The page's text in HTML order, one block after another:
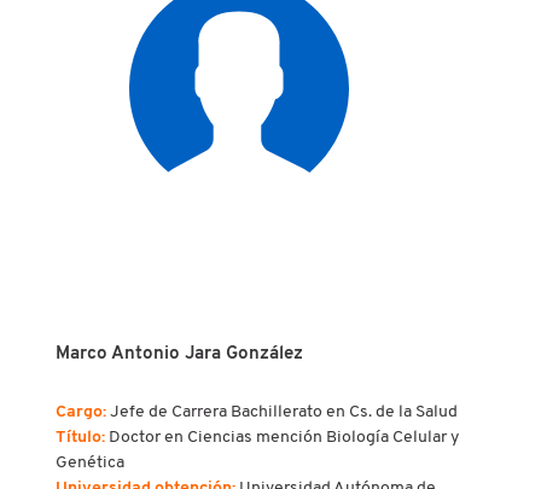
Marco Antonio Jara González
Cargo: Jefe de Carrera Bachillerato en Cs. de la Salud
Título: Doctor en Ciencias mención Biología Celular y
Genética